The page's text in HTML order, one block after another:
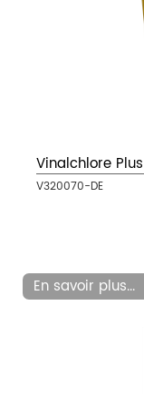
Vinalchlore Plus
V320070-DE
En savoir plus...